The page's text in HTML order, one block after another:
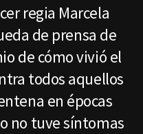
regia Marcela
de prensa de
de cómo vivió el
todos aquellos
en épocas
no tuve síntomas